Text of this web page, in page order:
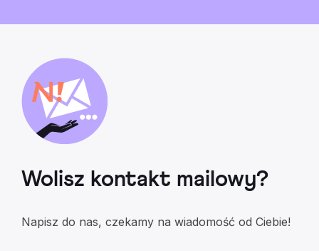
Wolisz kontakt mailowy?
Napisz do nas, czekamy na wiadomość od Ciebie!